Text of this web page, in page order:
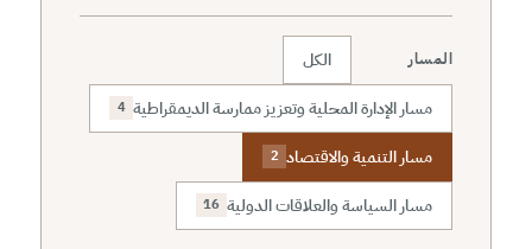
المسار
الكل
مسار الإدارة المحلية وتعزيز ممارسة الديمقراطية 4
مسار التنمية والاقتصاد 2
مسار السياسة والعلاقات الدولية 16